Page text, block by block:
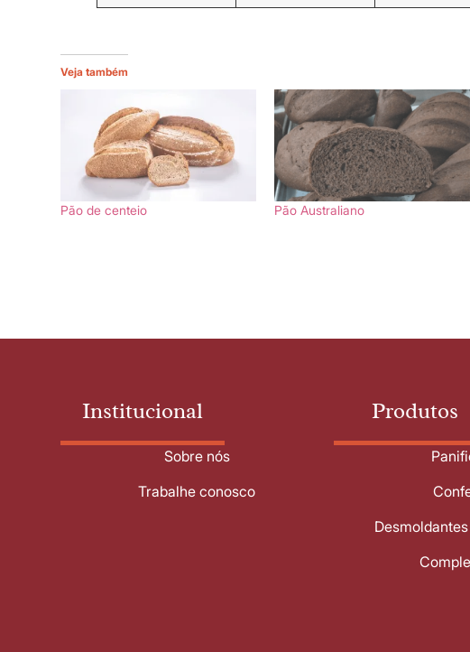
Veja também
Pão de centeio Pão Australiano
Institucional
Sobre nós
Trabalhe conosco
Produtos